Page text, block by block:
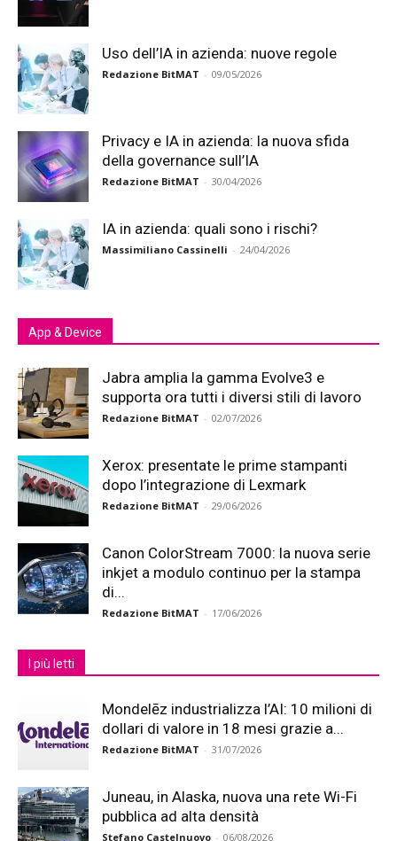
Uso dell’IA in azienda: nuove regole
Redazione BitMAT - 09/05/2026
Privacy e IA in azienda: la nuova sfida
della governance sull’IA
Redazione BitMAT - 30/04/2026
IA in azienda: quali sono i rischi?
Massimiliano Cassinelli - 24/04/2026
App & Device
Jabra amplia la gamma Evolve3 e
supporta ora tutti i diversi stili di lavoro
Redazione BitMAT - 02/07/2026
Xerox: presentate le prime stampanti
dopo l’integrazione di Lexmark
Redazione BitMAT - 29/06/2026
Canon ColorStream 7000: la nuova serie
inkjet a modulo continuo per la stampa
di...
Redazione BitMAT - 17/06/2026
I più letti
Mondelēz industrializza l’AI: 10 milioni di
dollari di valore in 18 mesi grazie a...
Redazione BitMAT - 31/07/2026
Juneau, in Alaska, nuova una rete Wi-Fi
pubblica ad alta densità
Stefano Castelnuovo - 06/08/2026